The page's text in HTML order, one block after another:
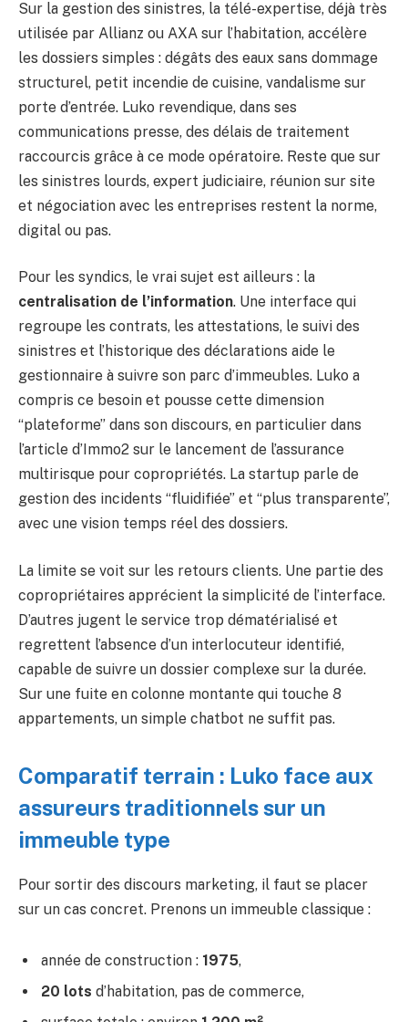
Sur la gestion des sinistres, la télé-expertise, déjà très
utilisée par Allianz ou AXA sur l’habitation, accélère
les dossiers simples : dégâts des eaux sans dommage
structurel, petit incendie de cuisine, vandalisme sur
porte d’entrée. Luko revendique, dans ses
communications presse, des délais de traitement
raccourcis grâce à ce mode opératoire. Reste que sur
les sinistres lourds, expert judiciaire, réunion sur site
et négociation avec les entreprises restent la norme,
digital ou pas.
Pour les syndics, le vrai sujet est ailleurs : la
centralisation de l’information. Une interface qui
regroupe les contrats, les attestations, le suivi des
sinistres et l’historique des déclarations aide le
gestionnaire à suivre son parc d’immeubles. Luko a
compris ce besoin et pousse cette dimension
“plateforme” dans son discours, en particulier dans
l’article d’Immo2 sur le lancement de l’assurance
multirisque pour copropriétés. La startup parle de
gestion des incidents “fluidifiée” et “plus transparente”,
avec une vision temps réel des dossiers.
La limite se voit sur les retours clients. Une partie des
copropriétaires apprécient la simplicité de l’interface.
D’autres jugent le service trop dématérialisé et
regrettent l’absence d’un interlocuteur identifié,
capable de suivre un dossier complexe sur la durée.
Sur une fuite en colonne montante qui touche 8
appartements, un simple chatbot ne suffit pas.
Comparatif terrain : Luko face aux
assureurs traditionnels sur un
immeuble type
Pour sortir des discours marketing, il faut se placer
sur un cas concret. Prenons un immeuble classique :
année de construction : 1975,
20 lots d’habitation, pas de commerce,